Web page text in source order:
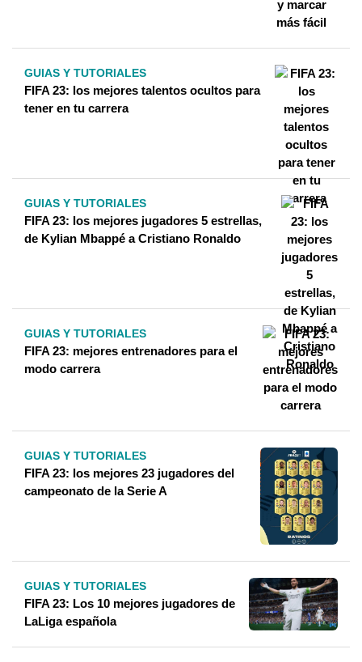
GUIAS Y TUTORIALES
FIFA 23: los mejores talentos ocultos para
tener en tu carrera
GUIAS Y TUTORIALES
FIFA 23: los mejores jugadores 5 estrellas,
de Kylian Mbappé a Cristiano Ronaldo
GUIAS Y TUTORIALES
FIFA 23: mejores entrenadores para el
modo carrera
GUIAS Y TUTORIALES
FIFA 23: los mejores 23 jugadores del
campeonato de la Serie A
GUIAS Y TUTORIALES
FIFA 23: Los 10 mejores jugadores de
LaLiga española